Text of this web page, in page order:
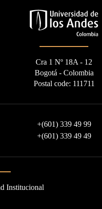
Cra 1 Nº 18A - 12
Bogotá - Colombia
Postal code: 111711
+(601) 339 49 99
+(601) 339 49 49
Institucional